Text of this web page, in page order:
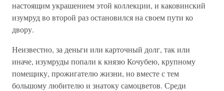
настоящим украшением этой коллекции, и каковинский
изумруд во второй раз остановился на своем пути ко
двору.
Неизвестно, за деньги или карточный долг, так или
иначе, изумруды попали к князю Кочубею, крупному
помещику, прожигателю жизни, но вместе с тем
большому любителю и знатоку самоцветов. Среди